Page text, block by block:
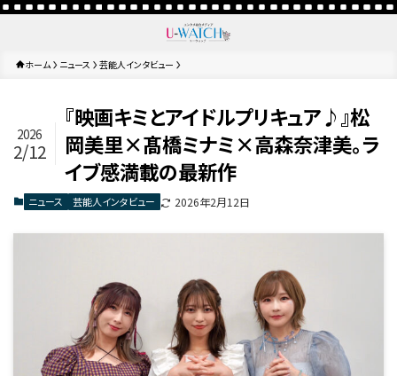
ホーム ニュース 芸能人インタビュー
『映画キミとアイドルプリキュア♪』松
岡美里×髙橋ミナミ×高森奈津美。ラ
イブ感満載の最新作
2026
2/12
ニュース 芸能人インタビュー 2026年2月12日